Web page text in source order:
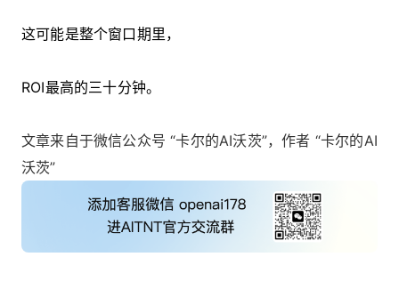
这可能是整个窗口期里，
ROI最高的三十分钟。
文章来自于微信公众号 “卡尔的AI沃茨”，作者 “卡尔的AI
沃茨”